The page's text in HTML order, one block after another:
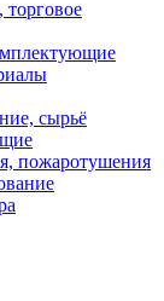
торговое
сырьё
пожаротушения